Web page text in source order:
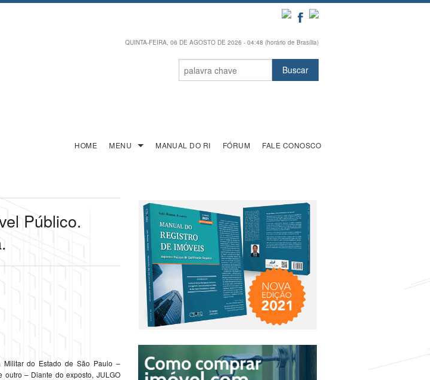
QUINTA-FEIRA, 06 DE AGOSTO DE 2026 - 04:48 (horário de Brasília)
HOME MENU MANUAL DO RI FÓRUM FALE CONOSCO
Público.
Militar do Estado de São Paulo –
– Diante do exposto, JULGO